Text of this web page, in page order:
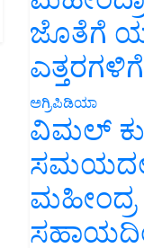
ಜೊತೆಗೆ
ಎತ್ತರಗಳಿಗೆ
ಅಗ್ರಿಪಿಡಿಯಾ
ವಿಮಲ್
ಮಹೀಂದ್ರ